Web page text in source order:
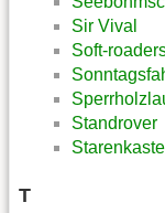
Sir Vival
Soft-
Standrover
T